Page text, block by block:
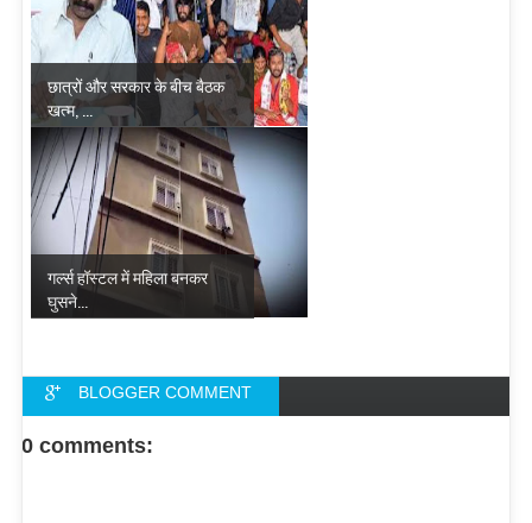
छात्रों और सरकार के बीच बैठक
खत्म, ...
गर्ल्स हॉस्टल में महिला बनकर
घुसने...
BLOGGER COMMENT
FACEBOOK COMMENT
0 comments: